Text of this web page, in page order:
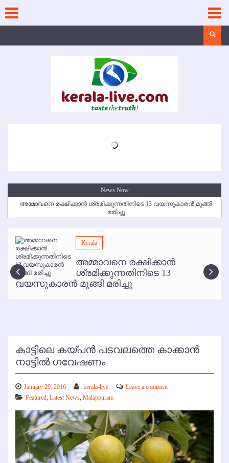
content
News Now
അമ്മാവനെ രക്ഷിക്കാന്‍ ശ്രമിക്കുന്നതിനിടെ 13 വയസുകാരന്‍ മുങ്ങി
മരിച്ചു
മമ്പുറം ആണ്ടു നേര്‍ച്ച ജൂണ്‍ 17 മുതല്‍
ഇനി രമേശ് പിഷാരടി സ്റ്റേജ് ഷോകള്‍ക്ക് ഇല്ല
കോഴിക്കോട് വിമാനത്താവളത്തില്‍ അനധികൃത പാര്‍ക്കിംഗ് പിരിവ് :
പരാതി തള്ളി
Kerala
അമ്മാവനെ രക്ഷിക്കാന്‍
ശ്രമിക്കുന്നതിനിടെ 13
വയസുകാരന്‍ മുങ്ങി മരിച്ചു
കാട്ടിലെ കയ്പന്‍ പടവലത്തെ കാക്കാന്‍
നാട്ടില്‍ ഗവേഷണം
January 29, 2016 kerala-live
Leave a comment
Featured Latest News Malappuram